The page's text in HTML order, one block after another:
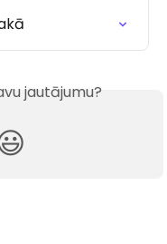
jautājumu?